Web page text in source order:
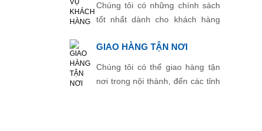
Chúng tôi có những chính sách
tốt nhất dành cho khách hàng
GIAO HÀNG TẬN NƠI
Chúng tôi có thể giao hàng tận
nơi trong nội thành, đến các tỉnh